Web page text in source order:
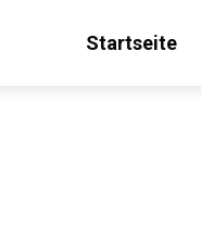
Startseite